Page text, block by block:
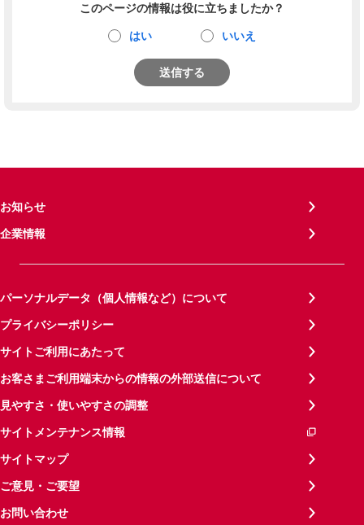
このページの情報は役に立ちましたか？
はい いいえ
送信する
お知らせ
企業情報
パーソナルデータ（個人情報など）について
プライバシーポリシー
サイトご利用にあたって
お客さまご利用端末からの情報の外部送信について
見やすさ・使いやすさの調整
サイトメンテナンス情報
サイトマップ
ご意見・ご要望
お問い合わせ